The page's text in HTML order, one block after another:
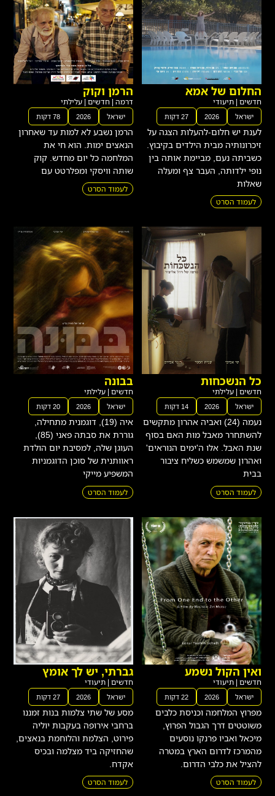
החלום של אמא
חדשים |תיעודי
ישראל 2026 27 דקות
לענת יש חלום-להעלות הצגה על
זיכרונותיה מבית הילדים בקיבוץ.
כשביתה נעם, מביימת אותה בין
נופי ילדותה, העבר צף ומעלה
שאלות
לעמוד הסרט
הרמן וקוק
דרמה | חדשים | עלילתי
ישראל 2026 78 דקות
הרמן נשבע לא למות עד שאחרון
הנאצים ימות. הוא חי את
המלחמה כל יום מחדש. קוק
שותה וויסקי ומפלרטט עם
לעמוד הסרט
כל הנשכחות
חדשים |עלילתי
ישראל 2026 14 דקות
נעמה (24) ואביה אהרון מתקשים
להשתחרר מאבל מות האם בסוף
שנת האבל. אלו ה'ימים הנוראים'
ואהרון שמשמש כשליח ציבור
בבית
לעמוד הסרט
בבונה
חדשים | עלילתי
ישראל 2026 20 דקות
איה (19), דוגמנית מתחילה,
גוררת את סבתה פאני (85),
העוגן שלה, למסיבת יום הולדת
ראוותנית של סוכן הדוגמניות
המשפיע מייקי
לעמוד הסרט
ואין הקול נשמע
חדשים |תיעודי
ישראל 2026 22 דקות
מפרוץ המלחמה וכניסת כלבים
משוטטים דרך הגבול הפרוץ,
מיכאל ואביו פרנקו נוסעים
מהמרכז לדרום הארץ במטרה
להציל את כלבי הדרום.
לעמוד הסרט
גברתי, יש לך אומץ
חדשים | תיעודי
ישראל 2026 27 דקות
מסע של שתי צלמות בנות זמננו
ברחבי אירופה בעקבות יוליה
פירוט, הצלמת והלוחמת בנאצים,
שהחזיקה ביד מצלמה ובכיס
אקדח.
לעמוד הסרט